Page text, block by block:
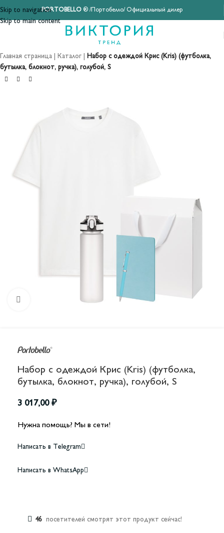
Skip to navigation
Skip to main content
PORTOBELLO® /Портобелло/ Официальный дилер
Главная страница Каталог
Набор с одеждой Крис (Kris) (футболка,
бутылка, блокнот, ручка), голубой, S
Набор с одеждой Крис (Kris) (футболка,
бутылка, блокнот, ручка), голубой, S
3 017,00 ₽
Нужна помощь? Мы в сети!
Написать в Telegram
Написать в WhatsApp
46 посетителей смотрят этот продукт сейчас!